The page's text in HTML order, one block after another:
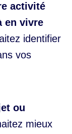
activité
en vivre
identifier
vos
ou
mieux